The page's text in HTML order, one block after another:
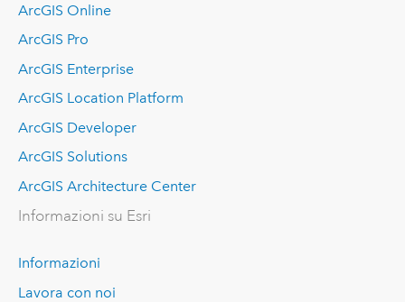
ArcGIS Online
ArcGIS Pro
ArcGIS Enterprise
ArcGIS Location Platform
ArcGIS Developer
ArcGIS Solutions
ArcGIS Architecture Center
Informazioni su Esri
Informazioni
Lavora con noi